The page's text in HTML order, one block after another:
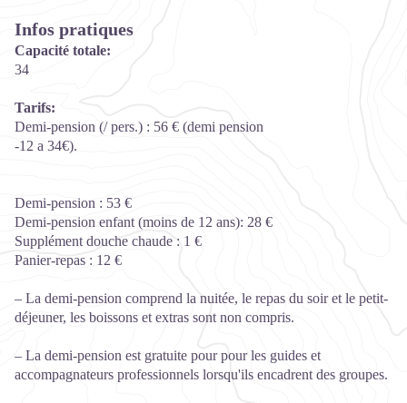
Infos pratiques
Capacité totale:
34
Tarifs:
Demi-pension (/ pers.) : 56 € (demi pension
-12 a 34€).
Demi-pension : 53 €
Demi-pension enfant (moins de 12 ans): 28 €
Supplément douche chaude : 1 €
Panier-repas : 12 €
– La demi-pension comprend la nuitée, le repas du soir et le petit-
déjeuner, les boissons et extras sont non compris.
– La demi-pension est gratuite pour pour les guides et
accompagnateurs professionnels lorsqu'ils encadrent des groupes.